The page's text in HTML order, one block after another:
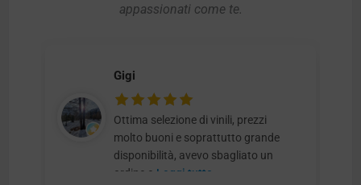
appassionati come te.
Gigi
Ottima selezione di vinili, prezzi
molto buoni e soprattutto grande
disponibilità, avevo sbagliato un
ordine e Leggi tutto